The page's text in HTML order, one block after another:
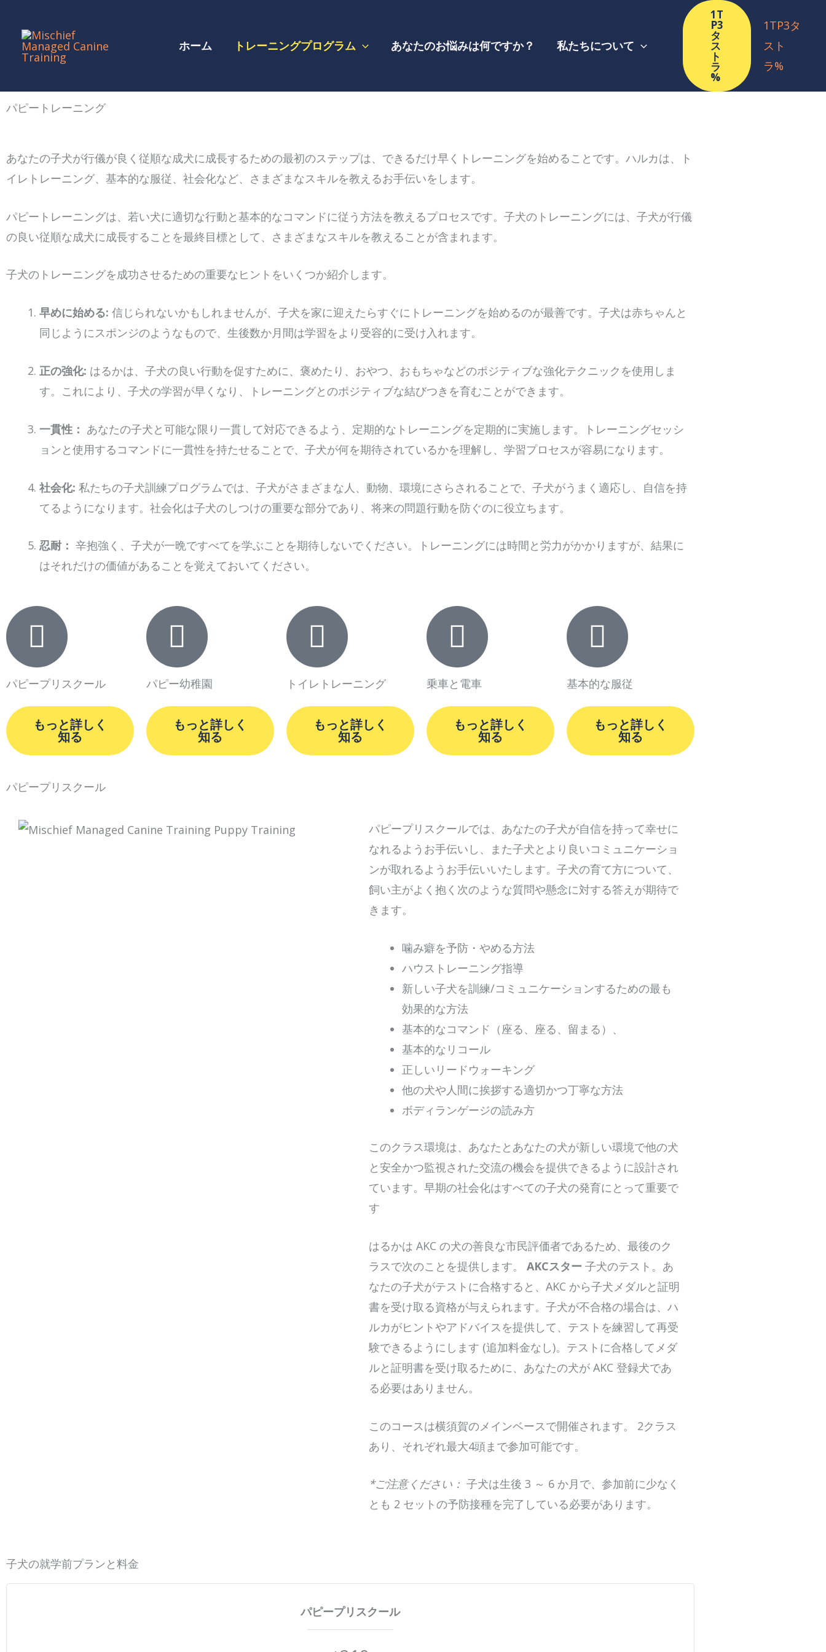
ツ
に
キ
ホーム トレーニングプログラム あなたのお悩みは何ですか？ 私たちについて
1T
P3
タ
ス
ト
ラ
%
1TP3タ
スト
ラ%
パピートレーニング
あなたの子犬が行儀が良く従順な成犬に成長するための最初のステップは、できるだけ早くトレーニングを始めることです。ハルカは、ト
イレトレーニング、基本的な服従、社会化など、さまざまなスキルを教えるお手伝いをします。
パピートレーニングは、若い犬に適切な行動と基本的なコマンドに従う方法を教えるプロセスです。子犬のトレーニングには、子犬が行儀
の良い従順な成犬に成長することを最終目標として、さまざまなスキルを教えることが含まれます。
子犬のトレーニングを成功させるための重要なヒントをいくつか紹介します。
早めに始める: 信じられないかもしれませんが、子犬を家に迎えたらすぐにトレーニングを始めるのが最善です。子犬は赤ちゃんと
同じようにスポンジのようなもので、生後数か月間は学習をより受容的に受け入れます。
正の強化: はるかは、子犬の良い行動を促すために、褒めたり、おやつ、おもちゃなどのポジティブな強化テクニックを使用しま
す。これにより、子犬の学習が早くなり、トレーニングとのポジティブな結びつきを育むことができます。
一貫性： あなたの子犬と可能な限り一貫して対応できるよう、定期的なトレーニングを定期的に実施します。トレーニングセッシ
ョンと使用するコマンドに一貫性を持たせることで、子犬が何を期待されているかを理解し、学習プロセスが容易になります。
社会化: 私たちの子犬訓練プログラムでは、子犬がさまざまな人、動物、環境にさらされることで、子犬がうまく適応し、自信を持
てるようになります。社会化は子犬のしつけの重要な部分であり、将来の問題行動を防ぐのに役立ちます。
忍耐： 辛抱強く、子犬が一晩ですべてを学ぶことを期待しないでください。トレーニングには時間と労力がかかりますが、結果に
はそれだけの価値があることを覚えておいてください。
パピープリスクール
もっと詳しく
知る
パピー幼稚園
もっと詳しく
知る
トイレトレーニング
もっと詳しく
知る
乗車と電車
もっと詳しく
知る
基本的な服従
もっと詳しく
知る
パピープリスクール
パピープリスクールでは、あなたの子犬が自信を持って幸せに
なれるようお手伝いし、また子犬とより良いコミュニケーショ
ンが取れるようお手伝いいたします。子犬の育て方について、
飼い主がよく抱く次のような質問や懸念に対する答えが期待で
きます。
噛み癖を予防・やめる方法
ハウストレーニング指導
新しい子犬を訓練/コミュニケーションするための最も
効果的な方法
基本的なコマンド（座る、座る、留まる）、
基本的なリコール
正しいリードウォーキング
他の犬や人間に挨拶する適切かつ丁寧な方法
ボディランゲージの読み方
このクラス環境は、あなたとあなたの犬が新しい環境で他の犬
と安全かつ監視された交流の機会を提供できるように設計され
ています。早期の社会化はすべての子犬の発育にとって重要で
す
はるかは AKC の犬の善良な市民評価者であるため、最後のク
ラスで次のことを提供します。 AKCスター 子犬のテスト。あ
なたの子犬がテストに合格すると、AKC から子犬メダルと証明
書を受け取る資格が与えられます。子犬が不合格の場合は、ハ
ルカがヒントやアドバイスを提供して、テストを練習して再受
験できるようにします (追加料金なし)。テストに合格してメダ
ルと証明書を受け取るために、あなたの犬が AKC 登録犬であ
る必要はありません。
このコースは横須賀のメインベースで開催されます。 2クラス
あり、それぞれ最大4頭まで参加可能です。
*ご注意ください： 子犬は生後 3 ～ 6 か月で、参加前に少なく
とも 2 セットの予防接種を完了している必要があります。
子犬の就学前プランと料金
パピープリスクール